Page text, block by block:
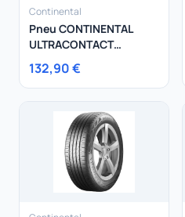
Continental
Pneu CONTINENTAL
ULTRACONTACT
185/55R16 83V
132,90 €